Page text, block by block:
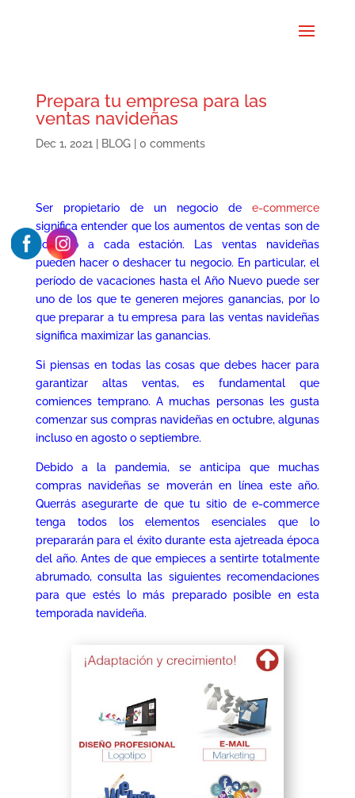
Prepara tu empresa para las
ventas navideñas
Dec 1, 2021 BLOG| 0 comments
Ser propietario de un negocio dee-commerce
significa entender que los aumentos de ventas son de
acuerdo a cada estación. Las ventas navideñas
pueden hacer o deshacer tu negocio. En particular, el
período de vacaciones hasta el Año Nuevo puede ser
uno de los que te generen mejores ganancias, por lo
que preparar a tu empresa para las ventas navideñas
significa maximizar las ganancias.
Si piensas en todas las cosas que debes hacer para
garantizar altas ventas, es fundamental que
comiences temprano. A muchas personas les gusta
comenzar sus compras navideñas en octubre, algunas
incluso en agosto o septiembre.
Debido a la pandemia, se anticipa que muchas
compras navideñas se moverán en línea este año.
Querrás asegurarte de que tu sitio de e-commerce
tenga todos los elementos esenciales que lo
prepararán para el éxito durante esta ajetreada época
del año. Antes de que empieces a sentirte totalmente
abrumado, consulta las siguientes recomendaciones
para que estés lo más preparado posible en esta
temporada navideña.